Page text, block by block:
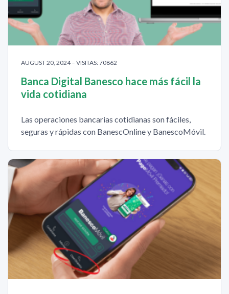
AUGUST 20, 2024 – VISITAS: 70862
Banca Digital Banesco hace más fácil la
vida cotidiana
Las operaciones bancarias cotidianas son fáciles,
seguras y rápidas con BanescOnline y BanescoMóvil.